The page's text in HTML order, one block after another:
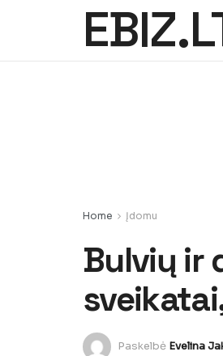
Home Įdomu
Bulvių ir
Paskelbė Evelina